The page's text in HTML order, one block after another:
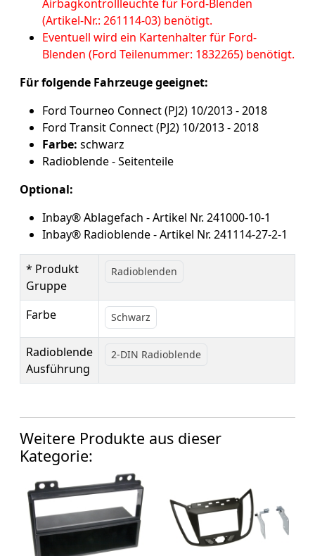
Airbagkontrollleuchte für Ford-Blenden
(Artikel-Nr.: 261114-03) benötigt.
Eventuell wird ein Kartenhalter für Ford-
Blenden (Ford Teilenummer: 1832265) benötigt.
Für folgende Fahrzeuge geeignet:
Ford Tourneo Connect (PJ2) 10/2013 - 2018
Ford Transit Connect (PJ2) 10/2013 - 2018
Farbe: schwarz
Radioblende - Seitenteile
Optional:
Inbay® Ablagefach - Artikel Nr. 241000-10-1
Inbay® Radioblende - Artikel Nr. 241114-27-2-1
* Produkt
Gruppe
Radioblenden
Farbe Schwarz
Radioblende
Ausführung
2-DIN Radioblende
Weitere Produkte aus dieser
Kategorie: